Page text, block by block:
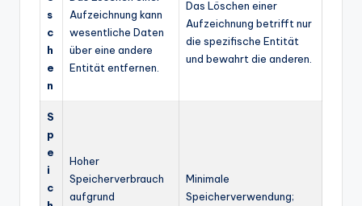
s
c
h
e
n
Aufzeichnung kann
wesentliche Daten
über eine andere
Entität entfernen.
Das Löschen einer
Aufzeichnung betrifft nur
die spezifische Entität
und bewahrt die anderen.
S
p
e
i
c
Hoher
Speicherverbrauch
aufgrund
Minimale
Speicherverwendung;